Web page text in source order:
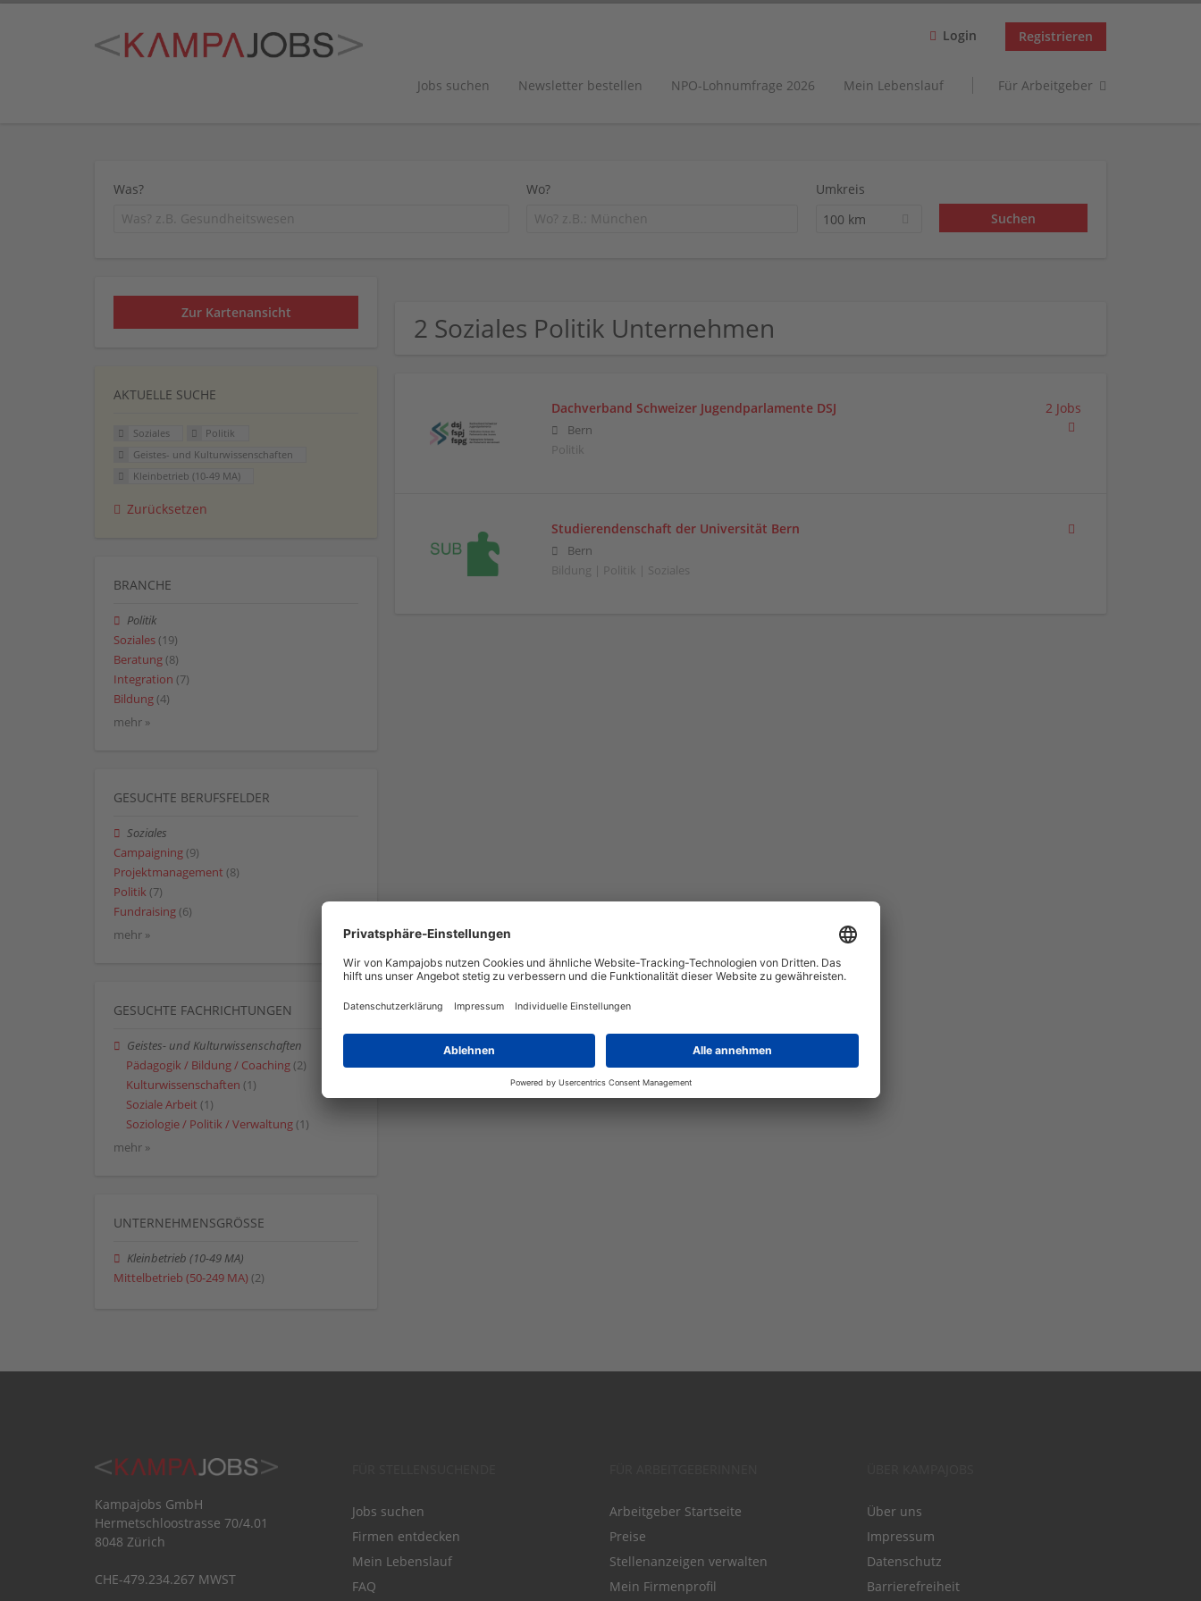
Login Registrieren
Jobs suchen Newsletter bestellen NPO-Lohnumfrage 2026 Mein Lebenslauf Für Arbeitgeber
Was? Wo?
Umkreis
100 km
2 Soziales Politik Unternehmen
Dachverband Schweizer Jugendparlamente DSJ
Bern
Politik
2 Jobs
Studierendenschaft der Universität Bern
Bern
Bildung | Politik | Soziales
Zur Kartenansicht
AKTUELLE SUCHE
Soziales
Politik
Geistes- und Kulturwissenschaften
Kleinbetrieb (10-49 MA)
Zurücksetzen
BRANCHE
Politik
Soziales (19)
Beratung (8)
Integration (7)
Bildung (4)
mehr »
GESUCHTE BERUFSFELDER
Soziales
Campaigning (9)
Projektmanagement (8)
Politik (7)
Fundraising (6)
mehr »
GESUCHTE FACHRICHTUNGEN
Geistes- und Kulturwissenschaften
Pädagogik / Bildung / Coaching (2)
Kulturwissenschaften (1)
Soziale Arbeit (1)
Soziologie / Politik / Verwaltung (1)
mehr »
UNTERNEHMENSGRÖSSE
Kleinbetrieb (10-49 MA)
Mittelbetrieb (50-249 MA) (2)
Kampajobs GmbH
Hermetschloostrasse 70/4.01
8048 Zürich
CHE-479.234.267 MWST
Jobs suchen
Firmen entdecken
Mein Lebenslauf
FAQ
Arbeitgeber Startseite
Preise
Stellenanzeigen verwalten
Mein Firmenprofil
Über uns
Impressum
Datenschutz
Barrierefreiheit